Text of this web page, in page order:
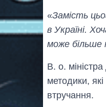
«Замість
в Україні.
може більше
В. о.
методики,
втручання.